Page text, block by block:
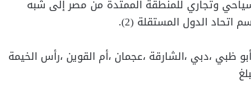
وتجاري للمنطقة الممتدة من مصر إلى شبه
اتحاد الدول المستقلة (2).
ظبي ،دبي ،الشارقة ،عجمان ،أم القوين ،رأس الخيمة